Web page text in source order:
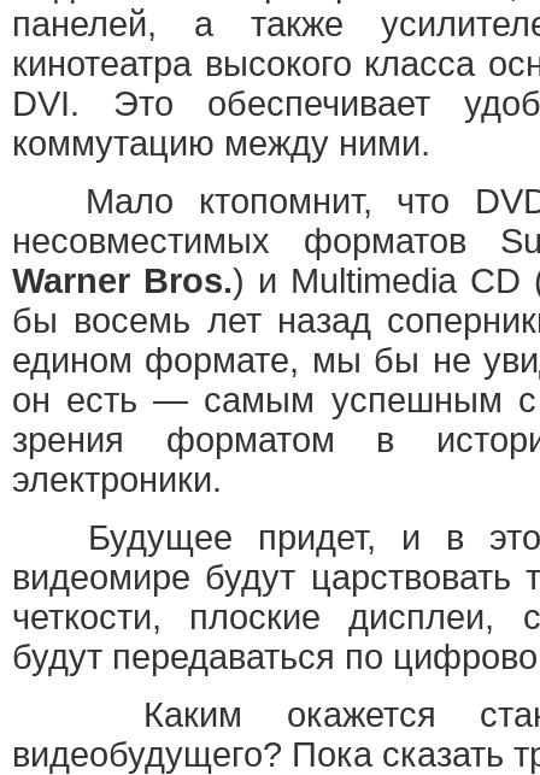
панелей, а также
кинотеатра высокого класса
DVI. Это обеспечивает
коммутацию между ними.
Мало ктопомнит, что
несовместимых форматов
Warner Bros.) и Multimedia CD
бы восемь лет назад
едином формате, мы бы не
он есть — самым успешным с
зрения форматом в
электроники.
Будущее придет, и в
видеомире будут царствовать
четкости, плоские дисплеи,
будут передаваться по
Каким окажется
видеобудущего? Пока сказать